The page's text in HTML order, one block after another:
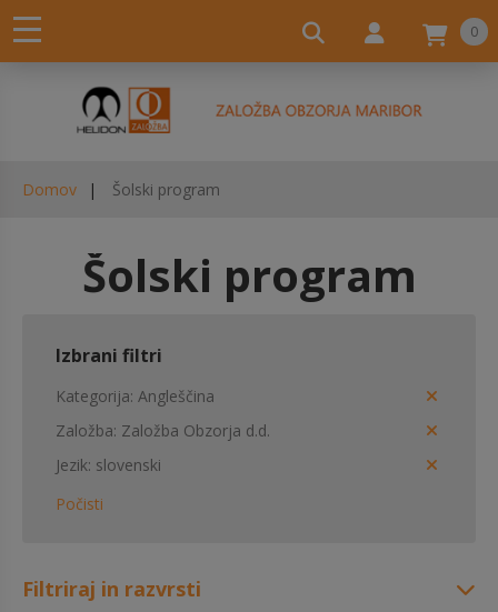
0
Domov Šolski program
Šolski program
Izbrani filtri
Kategorija Angleščina
Založba Založba Obzorja d.d.
Jezik slovenski
Počisti
Filtriraj in razvrsti